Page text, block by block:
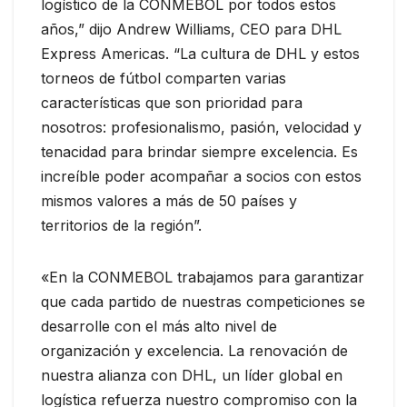
logístico de la CONMEBOL por todos estos
años,” dijo Andrew Williams, CEO para DHL
Express Americas. “La cultura de DHL y estos
torneos de fútbol comparten varias
características que son prioridad para
nosotros: profesionalismo, pasión, velocidad y
tenacidad para brindar siempre excelencia. Es
increíble poder acompañar a socios con estos
mismos valores a más de 50 países y
territorios de la región”.
«En la CONMEBOL trabajamos para garantizar
que cada partido de nuestras competiciones se
desarrolle con el más alto nivel de
organización y excelencia. La renovación de
nuestra alianza con DHL, un líder global en
logística refuerza nuestro compromiso con la